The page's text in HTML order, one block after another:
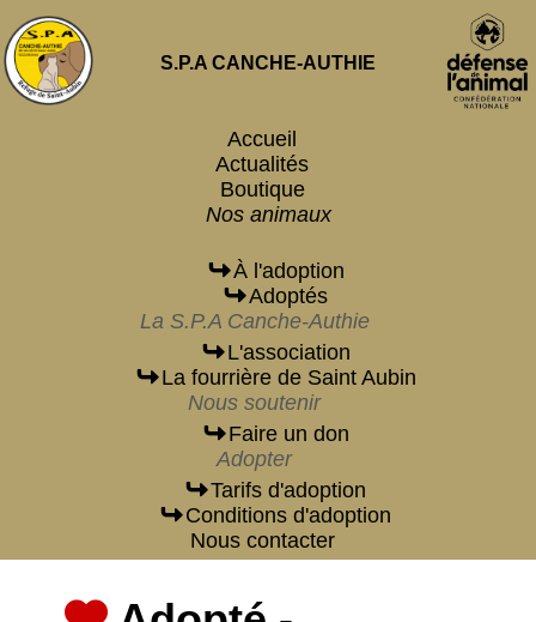
S.P.A CANCHE-AUTHIE
Accueil
Actualités
Boutique
Nos animaux
À l'adoption
Adoptés
La S.P.A Canche-Authie
L'association
La fourrière de Saint Aubin
Nous soutenir
Faire un don
Adopter
Tarifs d'adoption
Conditions d'adoption
Nous contacter